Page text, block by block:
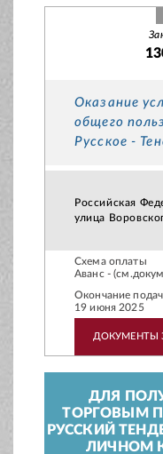
Оказание
общего
Русское -
Российская
улица
Схема оплаты
Аванс -
Окончание
19 июня 2025
ДОКУМЕНТЫ
ДЛЯ
ТОРГОВЫМ
РУССКИЙ
ЛИЧНОМ